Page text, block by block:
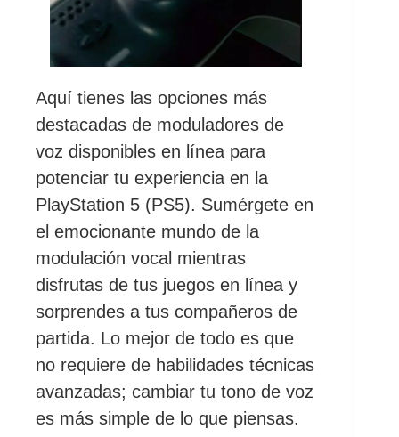
Aquí tienes las opciones más
destacadas de moduladores de
voz disponibles en línea para
potenciar tu experiencia en la
PlayStation 5 (PS5). Sumérgete en
el emocionante mundo de la
modulación vocal mientras
disfrutas de tus juegos en línea y
sorprendes a tus compañeros de
partida. Lo mejor de todo es que
no requiere de habilidades técnicas
avanzadas; cambiar tu tono de voz
es más simple de lo que piensas.